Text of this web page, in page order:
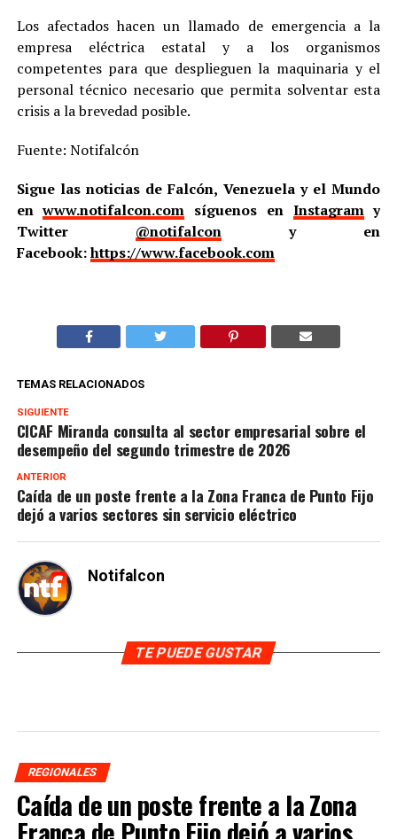
Los afectados hacen un llamado de emergencia a la
empresa eléctrica estatal y a los organismos
competentes para que desplieguen la maquinaria y el
personal técnico necesario que permita solventar esta
crisis a la brevedad posible.
Fuente: Notifalcón
Sigue las noticias de Falcón, Venezuela y el Mundo
enwww.notifalcon.com síguenos en Instagramy
Twitter @notifalcony en
Facebook:https://www.facebook.com
TEMAS RELACIONADOS
SIGUIENTE
CICAF Miranda consulta al sector empresarial sobre el
desempeño del segundo trimestre de 2026
ANTERIOR
Caída de un poste frente a la Zona Franca de Punto Fijo
dejó a varios sectores sin servicio eléctrico
Notifalcon
TE PUEDE GUSTAR
REGIONALES
Caída de un poste frente a la Zona